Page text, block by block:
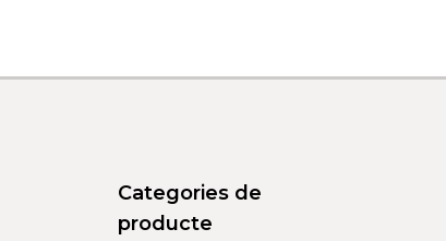
Categories de
producte